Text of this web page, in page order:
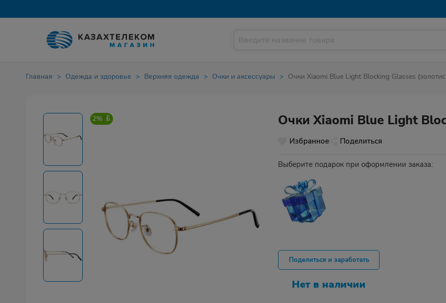
Главная Одежда и здоровье Верхняя одежда Очки и аксессуары Очки Xiaomi Blue Light Blocking Glasses
2% Очки Xiaomi Blue Light
Избранное Поделиться
Выберите подарок при оформлении заказа:
Поделиться и заработать
Нет в наличии